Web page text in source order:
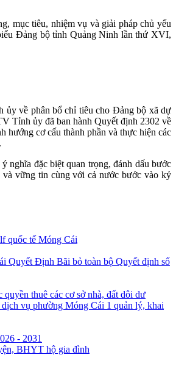
mục tiêu, nhiệm vụ và giải pháp chủ yếu
Đảng bộ tỉnh Quảng Ninh lần thứ XVI,
về phân bổ chỉ tiêu cho Đảng bộ xã dự
Tỉnh ủy đã ban hành Quyết định 2302 về
cơ cấu thành phần và thực hiện các
đặc biệt quan trọng, đánh dấu bước
và vững tin cùng với cả nước bước vào kỷ
quốc tế Móng Cái
Quyết Định Bãi bỏ toàn bộ Quyết định số
thuê các cơ sở nhà, đất dôi dư
vụ phường Móng Cái 1 quản lý, khai
- 2031
BHYT hộ gia đình